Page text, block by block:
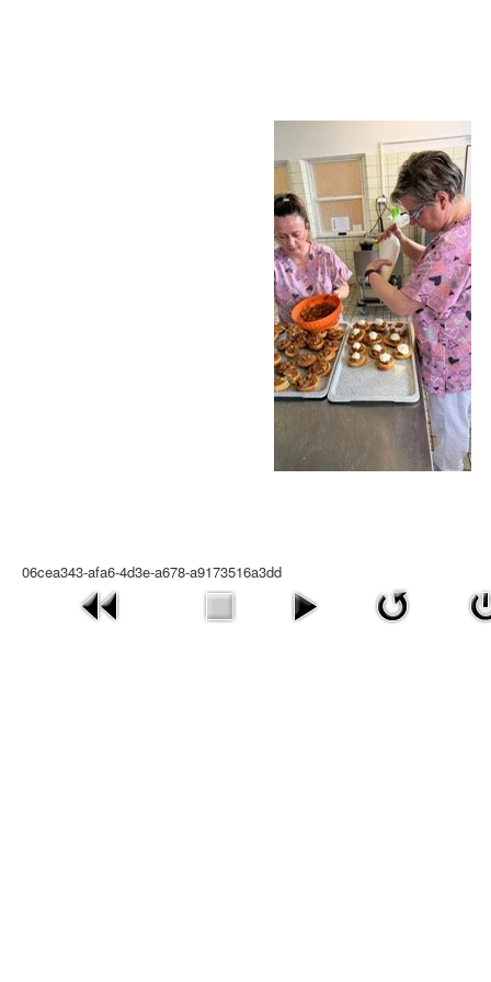
06cea343-afa6-4d3e-a678-a9173516a3dd